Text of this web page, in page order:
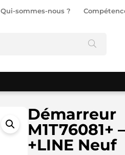
Qui-sommes-nous ?
Démarreur
M1T76081+ –
+LINE Neuf